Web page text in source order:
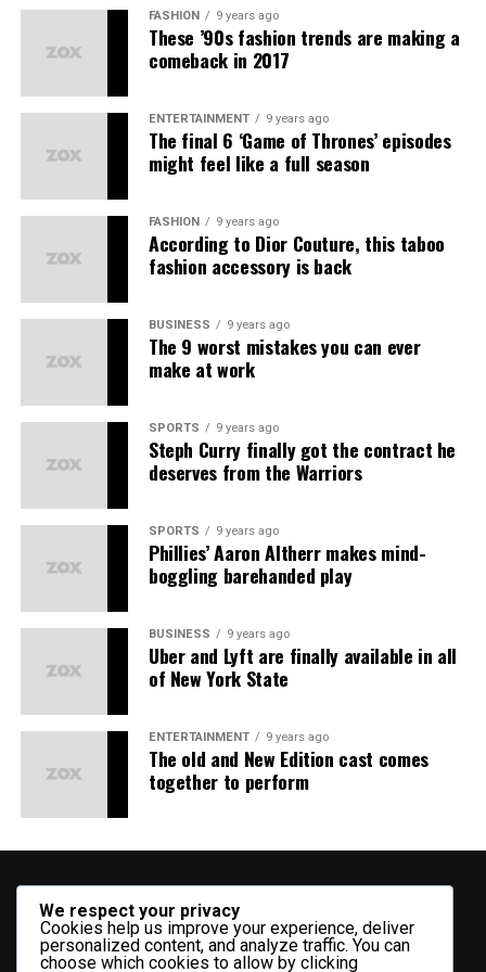
ducimus qui blanditiis praesentium
voluptatum deleniti
atque corrupti
quos dolores et quas molestias excepturi
in culpa qui officia deserunt mollitia animi, id est
laborum et dolorum fuga.
Quis autem vel eum iure reprehenderit qui in ea
voluptate velit esse quam nihil molestiae consequatur,
vel illum qui dolorem eum fugiat quo voluptas nulla
pariatur.
FASHION 9 years ago
These ’90s fashion trends are making a
comeback in 2017
ENTERTAINMENT 9 years ago
The final 6 ‘Game of Thrones’ episodes
might feel like a full season
FASHION 9 years ago
According to Dior Couture, this taboo
fashion accessory is back
BUSINESS 9 years ago
The 9 worst mistakes you can ever
make at work
SPORTS 9 years ago
Steph Curry finally got the contract he
deserves from the Warriors
SPORTS 9 years ago
Phillies’ Aaron Altherr makes mind-
boggling barehanded play
BUSINESS 9 years ago
Uber and Lyft are finally available in all
of New York State
ENTERTAINMENT 9 years ago
The old and New Edition cast comes
together to perform
We respect your privacy
Cookies help us improve your experience, deliver
personalized content, and analyze traffic. You can
choose which cookies to allow by clicking